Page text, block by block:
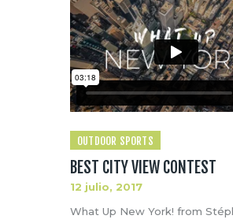
OUTDOOR SPORTS
BEST CITY VIEW CONTEST
12 julio, 2017
What Up New York! from